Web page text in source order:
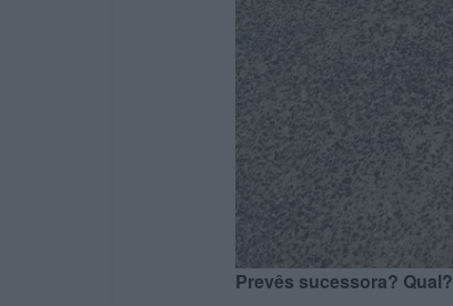
Prevês sucessora? Qual?